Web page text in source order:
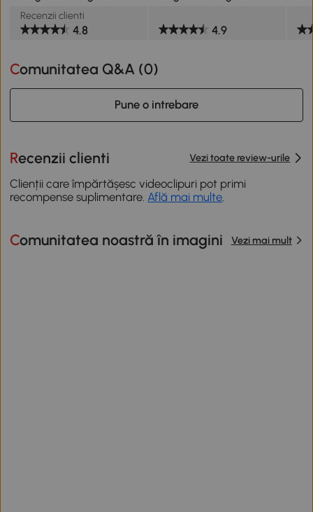
Recenzii clienti
4.8 4.9
Comunitatea Q&A (0)
Pune o intrebare
Recenzii clienti Vezi toate review-urile
Clienții care împărtășesc videoclipuri pot primi
recompense suplimentare. Află mai multe.
Comunitatea noastră în imagini Vezi mai mult